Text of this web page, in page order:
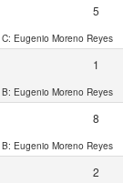
5
C: Eugenio Moreno Reyes
1
B: Eugenio Moreno Reyes
8
B: Eugenio Moreno Reyes
2